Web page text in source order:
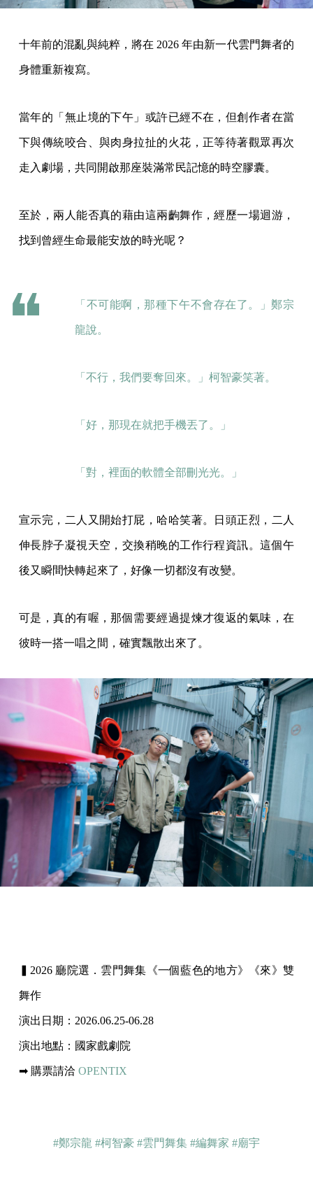
十年前的混亂與純粹，將在 2026 年由新一代雲門舞者的
身體重新複寫。
當年的「無止境的下午」或許已經不在，但創作者在當
下與傳統咬合、與肉身拉扯的火花，正等待著觀眾再次
走入劇場，共同開啟那座裝滿常民記憶的時空膠囊。
至於，兩人能否真的藉由這兩齣舞作，經歷一場迴游，
找到曾經生命最能安放的時光呢？
「不可能啊，那種下午不會存在了。」鄭宗
龍說。
「不行，我們要奪回來。」柯智豪笑著。
「好，那現在就把手機丟了。」
「對，裡面的軟體全部刪光光。」
宣示完，二人又開始打屁，哈哈笑著。日頭正烈，二人
伸長脖子凝視天空，交換稍晚的工作行程資訊。這個午
後又瞬間快轉起來了，好像一切都沒有改變。
可是，真的有喔，那個需要經過提煉才復返的氣味，在
彼時一搭一唱之間，確實飄散出來了。
2026 廳院選．雲門舞集《一個藍色的地方》《來》雙
舞作
演出日期：2026.06.25-06.28
演出地點：國家戲劇院
➡ 購票請洽 OPENTIX
#鄭宗龍 #柯智豪 #雲門舞集 #編舞家 #廟宇